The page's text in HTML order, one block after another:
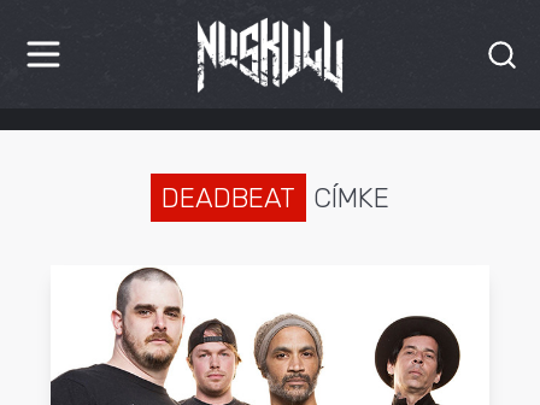
HÍREK
INTERJÚK
PREMIEREK
DEADBEAT CÍMKE